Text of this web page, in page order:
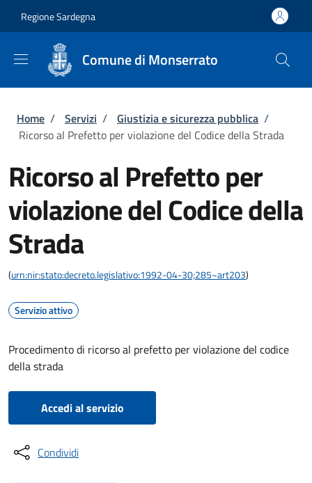
Regione Sardegna
Comune di Monserrato
Briciole di pane
Home / Servizi / Giustizia e sicurezza pubblica /
Ricorso al Prefetto per violazione del Codice della Strada
Ricorso al Prefetto per
violazione del Codice della
Strada
(urn:nir:stato:decreto.legislativo:1992-04-30;285~art203)
Servizio attivo
Procedimento di ricorso al prefetto per violazione del codice
della strada
Accedi al servizio
Condividi